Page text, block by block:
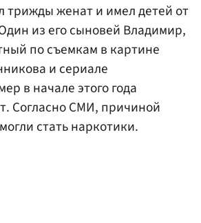
женат и имел детей от
из его сыновей Владимир,
по съемкам в картине
и сериале
в начале этого года
Согласно СМИ, причиной
стать наркотики.